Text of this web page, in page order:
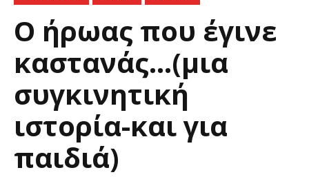
Ο ήρωας που έγινε
καστανάς…(μια
συγκινητική
ιστορία-και για
παιδιά)